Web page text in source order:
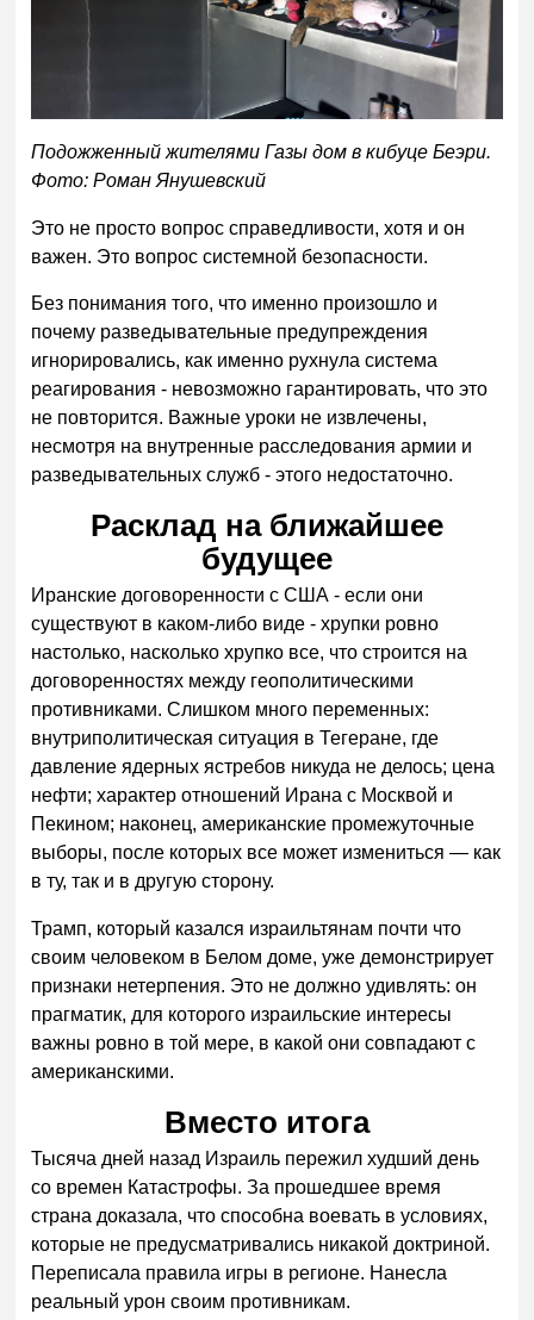
Подожженный жителями Газы дом в кибуце Беэри.
Фото: Роман Янушевский
Это не просто вопрос справедливости, хотя и он
важен. Это вопрос системной безопасности.
Без понимания того, что именно произошло и
почему разведывательные предупреждения
игнорировались, как именно рухнула система
реагирования - невозможно гарантировать, что это
не повторится. Важные уроки не извлечены,
несмотря на внутренные расследования армии и
разведывательных служб - этого недостаточно.
Расклад на ближайшее
будущее
Иранские договоренности с США - если они
существуют в каком-либо виде - хрупки ровно
настолько, насколько хрупко все, что строится на
договоренностях между геополитическими
противниками. Слишком много переменных:
внутриполитическая ситуация в Тегеране, где
давление ядерных ястребов никуда не делось; цена
нефти; характер отношений Ирана с Москвой и
Пекином; наконец, американские промежуточные
выборы, после которых все может измениться — как
в ту, так и в другую сторону.
Трамп, который казался израильтянам почти что
своим человеком в Белом доме, уже демонстрирует
признаки нетерпения. Это не должно удивлять: он
прагматик, для которого израильские интересы
важны ровно в той мере, в какой они совпадают с
американскими.
Вместо итога
Тысяча дней назад Израиль пережил худший день
со времен Катастрофы. За прошедшее время
страна доказала, что способна воевать в условиях,
которые не предусматривались никакой доктриной.
Переписала правила игры в регионе. Нанесла
реальный урон своим противникам.